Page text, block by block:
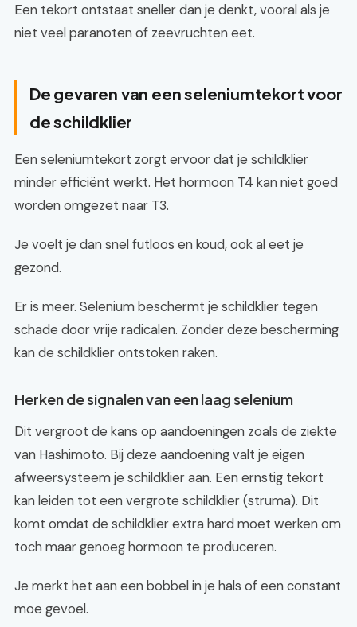
Een tekort ontstaat sneller dan je denkt, vooral als je
niet veel paranoten of zeevruchten eet.
De gevaren van een seleniumtekort voor
de schildklier
Een seleniumtekort zorgt ervoor dat je schildklier
minder efficiënt werkt. Het hormoon T4 kan niet goed
worden omgezet naar T3.
Je voelt je dan snel futloos en koud, ook al eet je
gezond.
Er is meer. Selenium beschermt je schildklier tegen
schade door vrije radicalen. Zonder deze bescherming
kan de schildklier ontstoken raken.
Herken de signalen van een laag selenium
Dit vergroot de kans op aandoeningen zoals de ziekte
van Hashimoto. Bij deze aandoening valt je eigen
afweersysteem je schildklier aan. Een ernstig tekort
kan leiden tot een vergrote schildklier (struma). Dit
komt omdat de schildklier extra hard moet werken om
toch maar genoeg hormoon te produceren.
Je merkt het aan een bobbel in je hals of een constant
moe gevoel.